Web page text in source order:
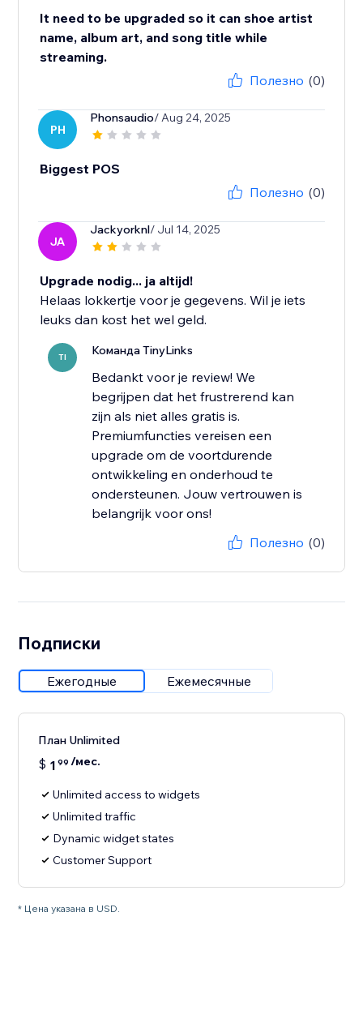
It need to be upgraded so it can shoe artist
name, album art, and song title while
streaming.
Полезно (0)
PH
Phonsaudio/ Aug 24, 2025
Biggest POS
Полезно (0)
JA
Jackyorknl/ Jul 14, 2025
Upgrade nodig... ja altijd!
Helaas lokkertje voor je gegevens. Wil je iets
leuks dan kost het wel geld.
TI Команда TinyLinks
Bedankt voor je review! We
begrijpen dat het frustrerend kan
zijn als niet alles gratis is.
Premiumfuncties vereisen een
upgrade om de voortdurende
ontwikkeling en onderhoud te
ondersteunen. Jouw vertrouwen is
belangrijk voor ons!
Полезно (0)
Подписки
Ежегодные Ежемесячные
План Unlimited
$ 1 99 /мес.
Unlimited access to widgets
Unlimited traffic
Dynamic widget states
Customer Support
* Цена указана в USD.